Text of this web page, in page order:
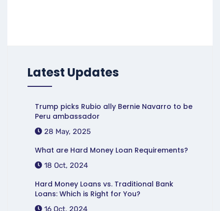
Latest Updates
Trump picks Rubio ally Bernie Navarro to be
Peru ambassador
28 May, 2025
What are Hard Money Loan Requirements?
18 Oct, 2024
Hard Money Loans vs. Traditional Bank
Loans: Which is Right for You?
16 Oct, 2024